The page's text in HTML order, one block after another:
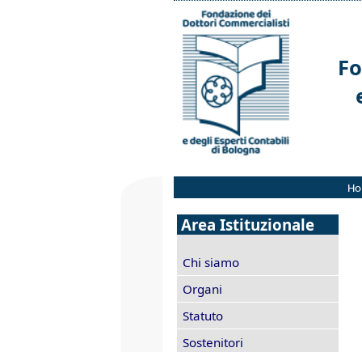
Area Istituzionale
Chi siamo
Organi
Statuto
Sostenitori